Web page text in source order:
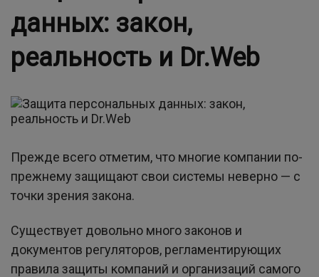
данных: закон,
реальность и Dr.Web
Прежде всего отметим, что многие компании по-
прежнему защищают свои системы неверно — с
точки зрения закона.
Существует довольно много законов и
документов регуляторов, регламентирующих
правила защиты компаний и организаций самого